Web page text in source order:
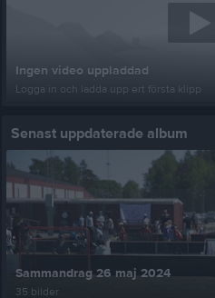
Ingen video uppladdad
Logga in och ladda upp ert första klipp
Senast uppdaterade album
Sammandrag 26 maj 2024
35 bilder